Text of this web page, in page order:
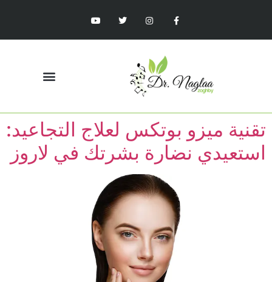
تقنية ميزو بوتكس لعلاج التجاعيد:
استعيدي نضارة بشرتك في لاروز